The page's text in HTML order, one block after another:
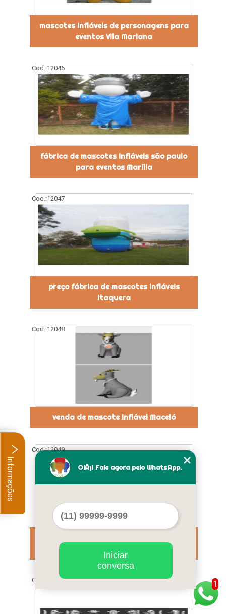
mascotes infláveis de personagens para
eventos Vila Mariana
Cod.:12046
fábrica de mascotes infláveis são paulo
para eventos Marília
Cod.:12047
preço fábrica de mascotes infláveis
Itaquera
Cod.:12048
venda de mascote inflável Maceió
Cod.:12049
Cod.: 12050 1
OlÃ¡! Fale agora pelo WhatsApp.
Iniciar
conversa
Informações